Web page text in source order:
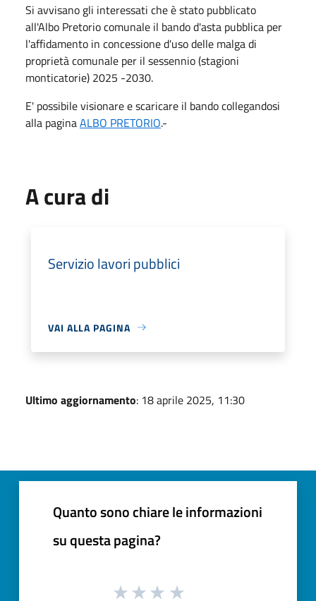
Si avvisano gli interessati che è stato pubblicato
all'Albo Pretorio comunale il bando d'asta pubblica per
l'affidamento in concessione d'uso delle malga di
proprietà comunale per il sessennio (stagioni
monticatorie) 2025 -2030.
E' possibile visionare e scaricare il bando collegandosi
alla paginaALBO PRETORIO.-
A cura di
Servizio lavori pubblici
VAI ALLA PAGINA
Ultimo aggiornamento: 18 aprile 2025, 11:30
Quanto sono chiare le informazioni
su questa pagina?